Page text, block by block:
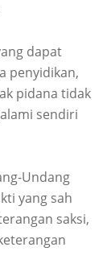
dapat
penyidikan,
pidana tidak
sendiri
Undang
yang sah
saksi,